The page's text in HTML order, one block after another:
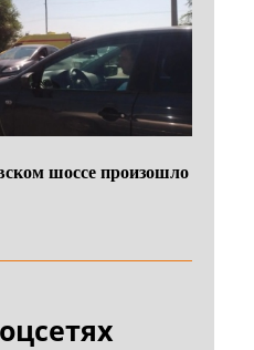
шоссе произошло